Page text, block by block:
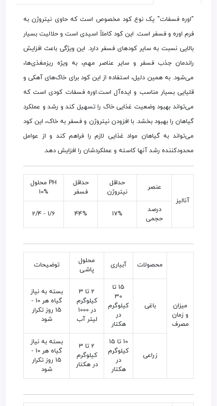
"اوره فسفات" یک نوع کود مخصوص است که حاوی نیتروژن به
فرم اوره و فسفر است. این کود کاملاً اسیدی است و حلالیت بسیار
بالایی نسبت به سایر کودهای فسفر دارد. این ویژگی باعث افزایش
راندمان جذب فسفر و سایر عناصر مهم، به ویژه ریزمغذی‌ها،
می‌شود. به همین دلیل، استفاده از این کود برای خاک‌های آهکی و
قلیایی بسیار مناسب و ایده‌آل است.اوره فسفات کودی است که
می‌تواند بهبود وضعیت غذایی خاک را تسهیل کند و رشد و عملکرد
گیاهان را بهبود بخشد. با افزودن نیتروژن و فسفر به خاک، این کود
می‌تواند به گیاهان مواد غذایی لازم را فراهم کند و از عوامل
محدود‌کننده رشد آنها کاسته و عملکردشان را افزایش دهد.
آنالیز
عنصر
حداقل
نیتروژن
حداقل
فسفر
PH محلول
%10
درصد
حجمی
17%
44%
1/6 - 2/4
میزان
و زمان
مصرف
محصولات آبیاری
محلول
پاشی
توضیحات
باغی
15 تا
30
کیلوگرم
در
هکتار
2 تا 3
کیلوگرم
در 1000
لیتر آب
بسته به نیاز
گیاه هر 10 -
15 روز تکرار
شود
زراعی
10 تا 15
کیلوگرم
در
هکتار
2 تا 3
کیلوگرم
در هکتار
بسته به نیاز
گیاه هر 10 -
15 روز تکرار
شود